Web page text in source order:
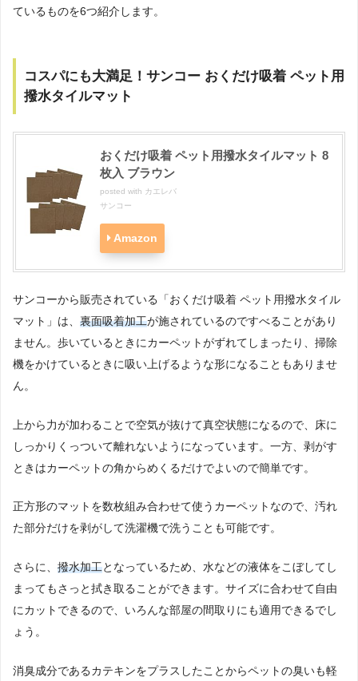
ているものを6つ紹介します。
コスパにも大満足！サンコー おくだけ吸着 ペット用
撥水タイルマット
おくだけ吸着 ペット用撥水タイルマット 8
枚入 ブラウン
posted with カエレバ
サンコー
Amazon
サンコーから販売されている「おくだけ吸着 ペット用撥水タイル
マット」は、 裏面吸着加工が施されているのですべることがあり
ません。歩いているときにカーペットがずれてしまったり、掃除
機をかけているときに吸い上げるような形になることもありませ
ん。
上から力が加わることで空気が抜けて真空状態になるので、床に
しっかりくっついて離れないようになっています。一方、剥がす
ときはカーペットの角からめくるだけでよいので簡単です。
正方形のマットを数枚組み合わせて使うカーペットなので、汚れ
た部分だけを剥がして洗濯機で洗うことも可能です。
さらに、 撥水加工となっているため、水などの液体をこぼしてし
まってもさっと拭き取ることができます。サイズに合わせて自由
にカットできるので、いろんな部屋の間取りにも適用できるでし
ょう。
消臭成分であるカテキンをプラスしたことからペットの臭いも軽